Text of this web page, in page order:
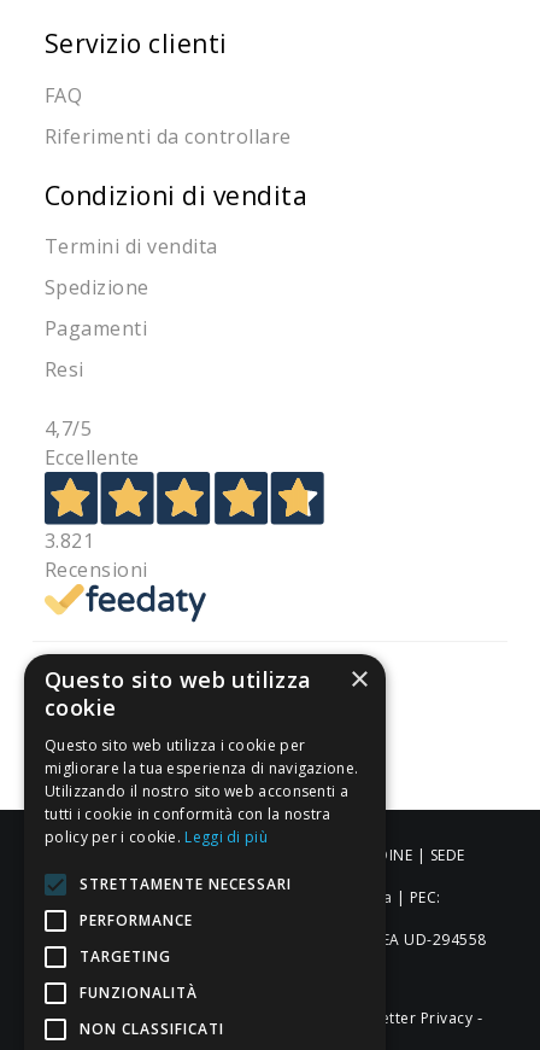
Servizio clienti
FAQ
Riferimenti da controllare
Condizioni di vendita
Termini di vendita
Spedizione
Pagamenti
Resi
4,7/5
Eccellente
3.821
Recensioni
Pagamenti sicuri
Newsletter Privacy -
ALDIGIÙ S.R.L. | Via Cortazzis 15 33100 - UDINE | SEDE
OPERATIVA: Via del Progresso 3 - Padova | PEC:
aldigiusrl@pec.it | C.F. e P.IVA 02873920306 REA UD-294558
Capitale sociale: € 27.086,97
×
Questo sito web utilizza
cookie
Questo sito web utilizza i cookie per
migliorare la tua esperienza di navigazione.
Utilizzando il nostro sito web acconsenti a
tutti i cookie in conformità con la nostra
policy per i cookie. Leggi di più
STRETTAMENTE NECESSARI
PERFORMANCE
TARGETING
FUNZIONALITÀ
NON CLASSIFICATI